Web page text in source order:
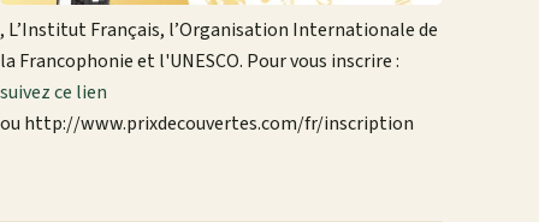
, L’Institut Français, l’Organisation Internationale de
la Francophonie et l'UNESCO. Pour vous inscrire :
suivez ce lien
ou http://www.prixdecouvertes.com/fr/inscription